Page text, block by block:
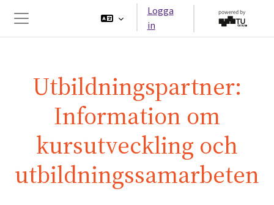
Sidopanel
Logga
in
Utbildningspartner:
Information om
kursutveckling och
utbildningssamarbeten